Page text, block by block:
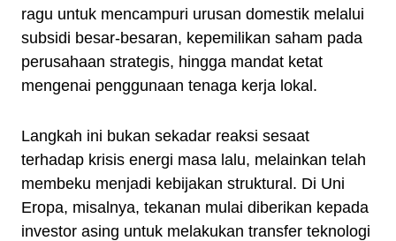
ragu untuk mencampuri urusan domestik melalui
subsidi besar-besaran, kepemilikan saham pada
perusahaan strategis, hingga mandat ketat
mengenai penggunaan tenaga kerja lokal.
Langkah ini bukan sekadar reaksi sesaat
terhadap krisis energi masa lalu, melainkan telah
membeku menjadi kebijakan struktural. Di Uni
Eropa, misalnya, tekanan mulai diberikan kepada
investor asing untuk melakukan transfer teknologi